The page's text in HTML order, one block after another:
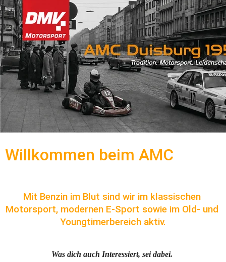
Willkommen beim AMC
Mit Benzin im Blut sind wir im klassischen
Motorsport, modernen E-Sport sowie im Old- und
Youngtimerbereich aktiv.
Was dich auch Interessiert, sei dabei.